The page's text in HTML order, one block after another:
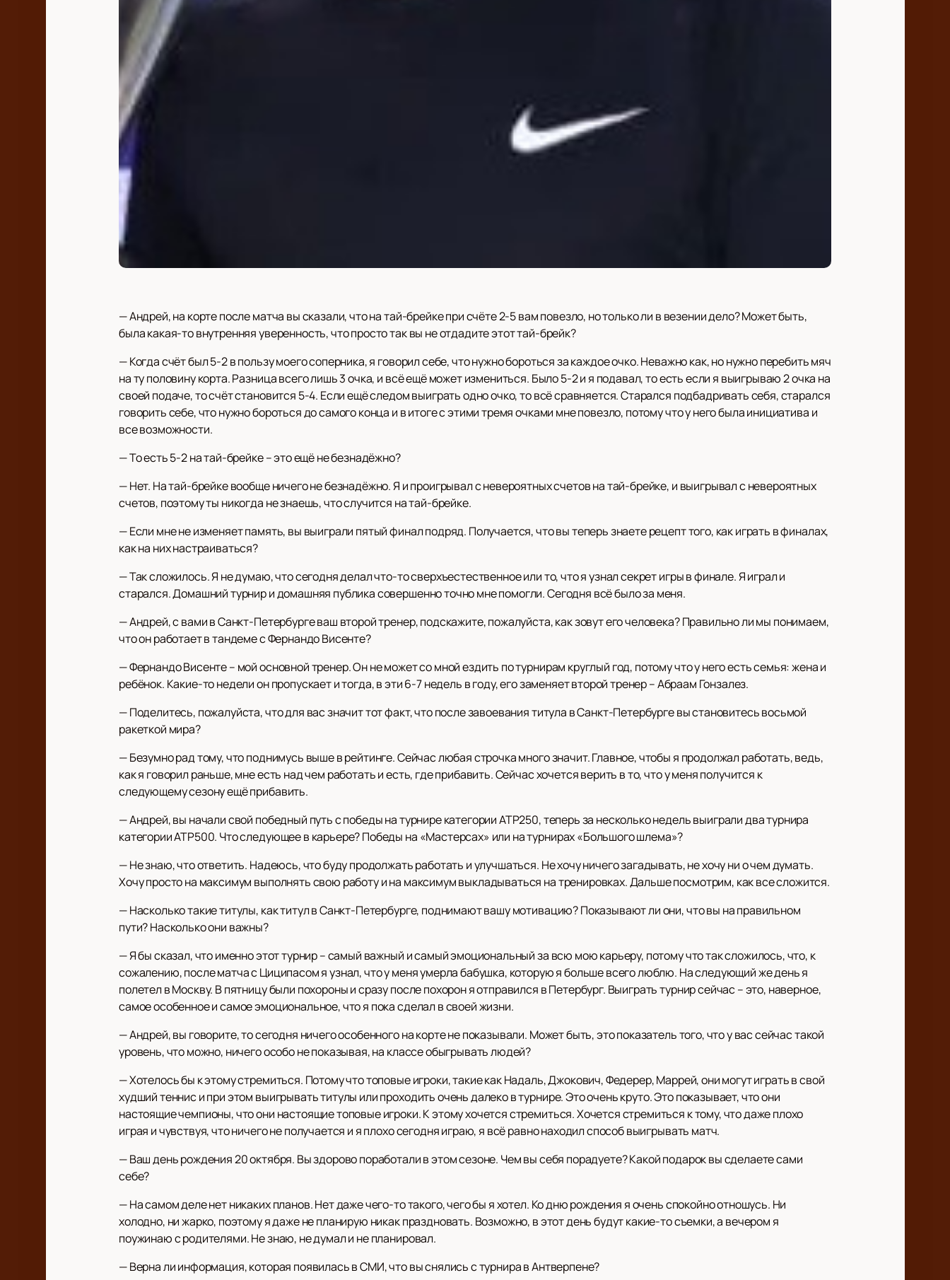
— Андрей, на корте после матча вы сказали, что на тай-брейке при счёте 2-5 вам повезло, но только ли в везении дело? Может быть,
была какая-то внутренняя уверенность, что просто так вы не отдадите этот тай-брейк?
— Когда счёт был 5-2 в пользу моего соперника, я говорил себе, что нужно бороться за каждое очко. Неважно как, но нужно перебить мяч
на ту половину корта. Разница всего лишь 3 очка, и всё ещё может измениться. Было 5-2 и я подавал, то есть если я выигрываю 2 очка на
своей подаче, то счёт становится 5-4. Если ещё следом выиграть одно очко, то всё сравняется. Старался подбадривать себя, старался
говорить себе, что нужно бороться до самого конца и в итоге с этими тремя очками мне повезло, потому что у него была инициатива и
все возможности.
— То есть 5-2 на тай-брейке – это ещё не безнадёжно?
— Нет. На тай-брейке вообще ничего не безнадёжно. Я и проигрывал с невероятных счетов на тай-брейке, и выигрывал с невероятных
счетов, поэтому ты никогда не знаешь, что случится на тай-брейке.
— Если мне не изменяет память, вы выиграли пятый финал подряд. Получается, что вы теперь знаете рецепт того, как играть в финалах,
как на них настраиваться?
— Так сложилось. Я не думаю, что сегодня делал что-то сверхъестественное или то, что я узнал секрет игры в финале. Я играл и
старался. Домашний турнир и домашняя публика совершенно точно мне помогли. Сегодня всё было за меня.
— Андрей, с вами в Санкт-Петербурге ваш второй тренер, подскажите, пожалуйста, как зовут его человека? Правильно ли мы понимаем,
что он работает в тандеме с Фернандо Висенте?
— Фернандо Висенте – мой основной тренер. Он не может со мной ездить по турнирам круглый год, потому что у него есть семья: жена и
ребёнок. Какие-то недели он пропускает и тогда, в эти 6-7 недель в году, его заменяет второй тренер – Абраам Гонзалез.
— Поделитесь, пожалуйста, что для вас значит тот факт, что после завоевания титула в Санкт-Петербурге вы становитесь восьмой
ракеткой мира?
— Безумно рад тому, что поднимусь выше в рейтинге. Сейчас любая строчка много значит. Главное, чтобы я продолжал работать, ведь,
как я говорил раньше, мне есть над чем работать и есть, где прибавить. Сейчас хочется верить в то, что у меня получится к
следующему сезону ещё прибавить.
— Андрей, вы начали свой победный путь с победы на турнире категории ATP250, теперь за несколько недель выиграли два турнира
категории ATP500. Что следующее в карьере? Победы на «Мастерсах» или на турнирах «Большого шлема»?
— Не знаю, что ответить. Надеюсь, что буду продолжать работать и улучшаться. Не хочу ничего загадывать, не хочу ни о чем думать.
Хочу просто на максимум выполнять свою работу и на максимум выкладываться на тренировках. Дальше посмотрим, как все сложится.
— Насколько такие титулы, как титул в Санкт-Петербурге, поднимают вашу мотивацию? Показывают ли они, что вы на правильном
пути? Насколько они важны?
— Я бы сказал, что именно этот турнир – самый важный и самый эмоциональный за всю мою карьеру, потому что так сложилось, что, к
сожалению, после матча с Циципасом я узнал, что у меня умерла бабушка, которую я больше всего люблю. На следующий же день я
полетел в Москву. В пятницу были похороны и сразу после похорон я отправился в Петербург. Выиграть турнир сейчас – это, наверное,
самое особенное и самое эмоциональное, что я пока сделал в своей жизни.
— Андрей, вы говорите, то сегодня ничего особенного на корте не показывали. Может быть, это показатель того, что у вас сейчас такой
уровень, что можно, ничего особо не показывая, на классе обыгрывать людей?
— Хотелось бы к этому стремиться. Потому что топовые игроки, такие как Надаль, Джокович, Федерер, Маррей, они могут играть в свой
худший теннис и при этом выигрывать титулы или проходить очень далеко в турнире. Это очень круто. Это показывает, что они
настоящие чемпионы, что они настоящие топовые игроки. К этому хочется стремиться. Хочется стремиться к тому, что даже плохо
играя и чувствуя, что ничего не получается и я плохо сегодня играю, я всё равно находил способ выигрывать матч.
— Ваш день рождения 20 октября. Вы здорово поработали в этом сезоне. Чем вы себя порадуете? Какой подарок вы сделаете сами
себе?
— На самом деле нет никаких планов. Нет даже чего-то такого, чего бы я хотел. Ко дню рождения я очень спокойно отношусь. Ни
холодно, ни жарко, поэтому я даже не планирую никак праздновать. Возможно, в этот день будут какие-то съемки, а вечером я
поужинаю с родителями. Не знаю, не думал и не планировал.
— Верна ли информация, которая появилась в СМИ, что вы снялись с турнира в Антверпене?